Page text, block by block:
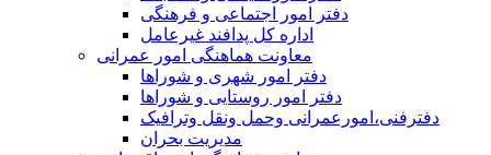
دفتر امور اجتماعی و فرهنگی
اداره کل پدافند غیرعامل
معاونت هماهنگی امور عمرانی
دفتر امور شهری و شوراها
دفتر امور روستایی و شوراها
دفترفنی،امورعمرانی وحمل ونقل وترافيک
مدیریت بحران